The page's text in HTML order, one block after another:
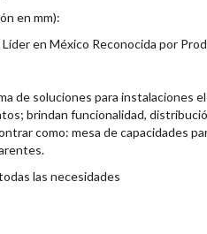
en mm):
en México Reconocida por
de soluciones para instalaciones
brindan funcionalidad,
como: mesa de capacidades
las necesidades